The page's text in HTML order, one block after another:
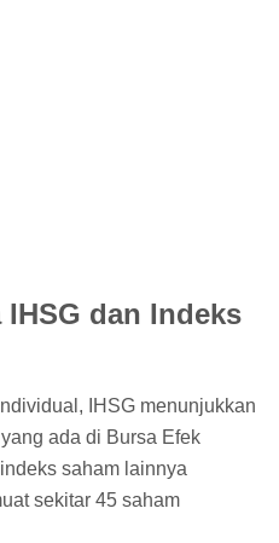
IHSG dan Indeks
IHSG menunjukkan
ada di Bursa Efek
saham lainnya
sekitar 45 saham